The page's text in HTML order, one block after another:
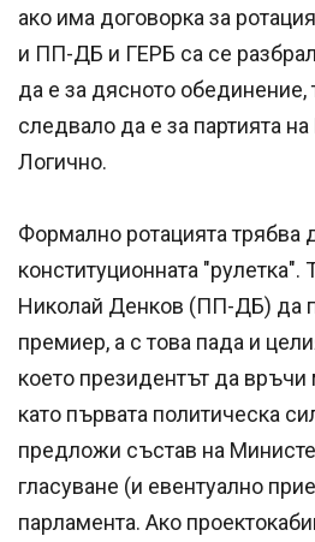
ако има договорка за
и ПП-ДБ и ГЕРБ са се
да е за дясното обединение,
следвало да е за партията
Логично.
Формално ротацията трябва
конституционната
Николай Денков (ПП-ДБ) да
премиер, а с това пада и
което президентът да
като първата политическа
предложи състав на
гласуване (и евентуално
парламента. Ако